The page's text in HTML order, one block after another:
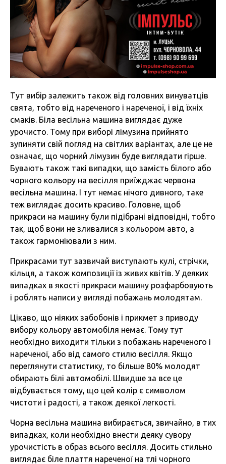
Тут вибір залежить також від головних винуватців
свята, тобто від нареченого і нареченої, і від їхніх
смаків. Біла весільна машина виглядає дуже
урочисто. Тому при виборі лімузина прийнято
зупиняти свій погляд на світлих варіантах, але це не
означає, що чорний лімузин буде виглядати гірше.
Бувають також такі випадки, що замість білого або
чорного кольору на весілля приїжджає червона
весільна машина. І тут немає нічого дивного, таке
теж виглядає досить красиво. Головне, щоб
прикраси на машину були підібрані відповідні, тобто
так, щоб вони не зливалися з кольором авто, а
також гармоніювали з ним.
Прикрасами тут зазвичай виступають кулі, стрічки,
кільця, а також композиції із живих квітів. У деяких
випадках в якості прикраси машину розфарбовують
і роблять написи у вигляді побажань молодятам.
Цікаво, що ніяких забобонів і прикмет з приводу
вибору кольору автомобіля немає. Тому тут
необхідно виходити тільки з побажань нареченого і
нареченої, або від самого стилю весілля. Якщо
переглянути статистику, то більше 80% молодят
обирають білі автомобілі. Швидше за все це
відбувається тому, що цей колір є символом
чистоти і радості, а також деякої легкості.
Чорна весільна машина вибирається, звичайно, в тих
випадках, коли необхідно внести деяку сувору
урочистість в образ всього весілля. Досить стильно
виглядає біле плаття нареченої на тлі чорного